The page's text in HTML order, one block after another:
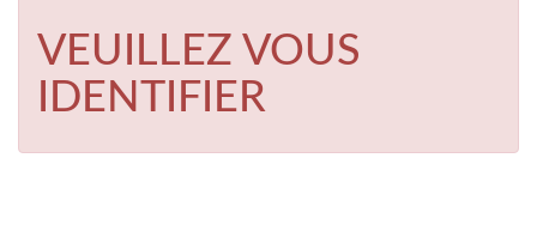
VEUILLEZ VOUS
IDENTIFIER